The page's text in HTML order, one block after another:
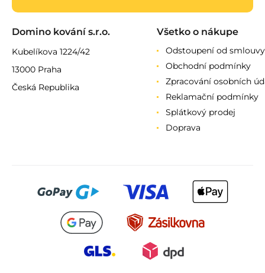
Domino kování s.r.o.
Kubelíkova 1224/42
13000 Praha
Česká Republika
Všetko o nákupe
Odstoupení od smlouvy
Obchodní podmínky
Zpracování osobních
Reklamační podmínky
Splátkový prodej
Doprava